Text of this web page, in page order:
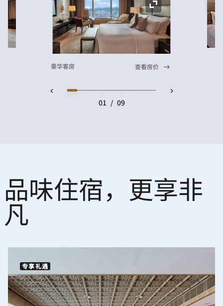
展开图标
豪华客房 查看房价
01 / 09
品味住宿，更享非
凡
专享礼遇